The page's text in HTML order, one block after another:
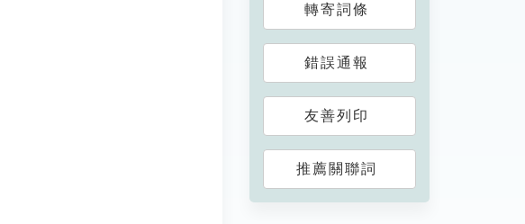
轉寄詞條
錯誤通報
友善列印
推薦關聯詞